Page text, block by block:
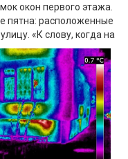
окон первого этажа.
пятна: расположенные
. «К слову, когда на